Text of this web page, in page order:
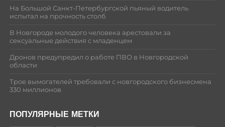
На Большой Санкт-Петербургской пьяный водитель
испытал на прочность столб
В Новгороде молодого человека арестовали за
сексуальные действия с младенцем
Дронов предупредил о работе ПВО в Новгородской
области
Трое вымогателей требовали с новгородского бизнесмена
330 миллионов
ПОПУЛЯРНЫЕ МЕТКИ